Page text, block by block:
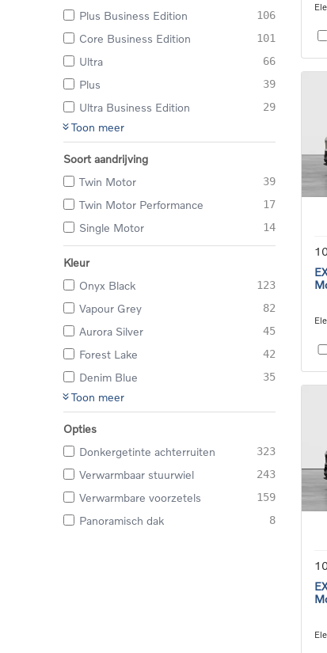
Plus Business Edition
106
Core Business Edition 101
Ultra 66
Plus 39
Ultra Business Edition 29
Toon meer
Soort aandrijving
Twin Motor
39
Twin Motor Performance 17
Single Motor 14
Kleur
Onyx Black
123
Vapour Grey 82
Aurora Silver 45
Forest Lake 42
Denim Blue 35
Toon meer
Opties
Donkergetinte achterruiten
323
Verwarmbaar stuurwiel 243
Verwarmbare voorzetels 159
Panoramisch dak 8